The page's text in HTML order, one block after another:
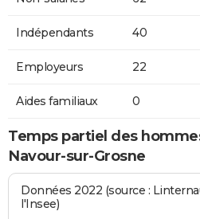
Indépendants 40
Employeurs 22
Aides familiaux 0
Temps partiel des
Navour-sur-Grosne
Données 2022 (source :
l'Insee)